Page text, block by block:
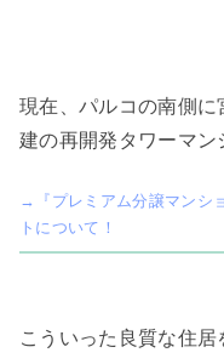
現在、パルコの南側
建の再開発タワーマン
→『プレミアム分譲マンシ
トについて！
こういった良質な住居